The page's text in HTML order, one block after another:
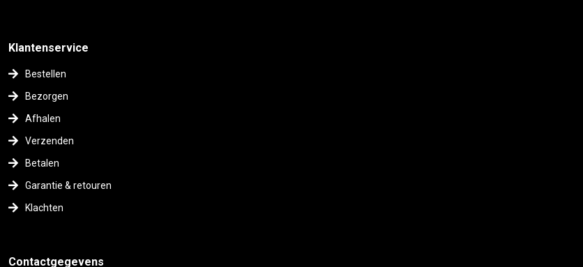
Klantenservice
Bestellen
Bezorgen
Afhalen
Verzenden
Betalen
Garantie & retouren
Klachten
Contactgegevens